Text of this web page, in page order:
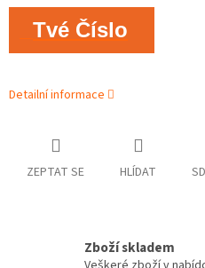
Tvé Číslo
Detailní informace
ZEPTAT SE HLÍDAT
Zboží skladem